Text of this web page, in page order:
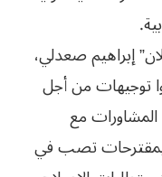
إبراهيم صعدلي،
توجيهات من أجل
مع
بمقترحات تصب في